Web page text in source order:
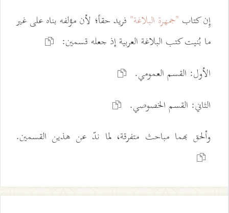
إِن كتاب "جمهرة البلاغة" فريد حقاً؛ لأن مؤلفه بناه على غير
ما بُنيت كتب البلاغة العربية إذ جعله قسمين:
الأول: القسم العمومي.
الثاني: القسم الخصوصي.
وألحق بهما مباحث متفرقة، لما ندّ عن هذين القسمين.